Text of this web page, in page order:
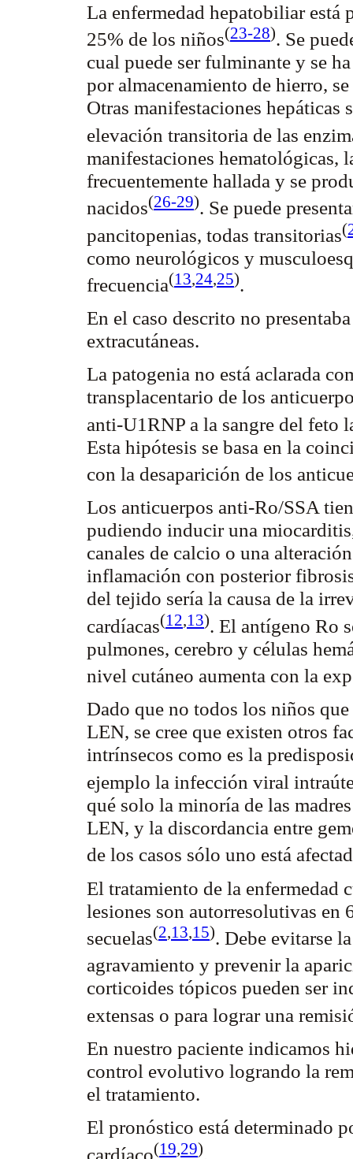
La enfermedad hepatobiliarestá
25% de los niños(23-28). Se
cual puede ser fulminante y se
por almacenamiento de hierro,
Otras manifestaciones hepáticas
elevación transitoria de las
manifestaciones hematológicas,
frecuentemente hallada y se
nacidos(26-29). Se puede
pancitopenias, todas transitorias(
como neurológicos y
frecuencia(13,24,25).
En el caso descrito no
extracutáneas.
La patogenia no está aclarada
transplacentario de los
anti-U1RNP a la sangre del feto
Esta hipótesis se basa en la
con la desaparición de los
Los anticuerpos anti-Ro/SSA
pudiendo inducir una
canales de calcio o una
inflamación con posterior
del tejido sería la causa de la
cardíacas(12,13). El antígeno Ro
pulmones, cerebro y células
nivel cutáneo aumenta con la
Dado que no todos los niños
LEN, se cree que existen otros
intrínsecos como es la
ejemplo la infección viral
qué solo la minoría de las
LEN, y la discordancia entre
de los casos sólo uno está
El tratamiento de la enfermedad
lesiones son autorresolutivas en
secuelas(2,13,15). Debe evitarse
agravamiento y prevenir la
corticoides tópicos pueden ser
extensas o para lograr una
En nuestro paciente indicamos
control evolutivo logrando la
el tratamiento.
El pronóstico está determinado
cardíaco(19,29).